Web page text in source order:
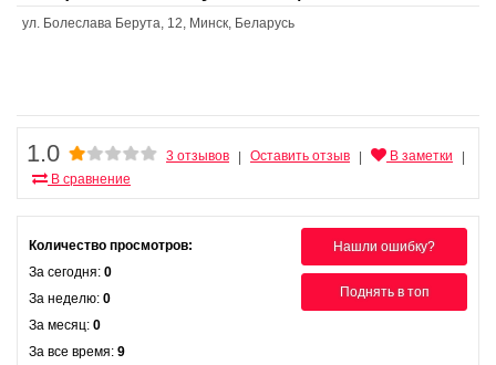
ул. Болеслава Берута, 12, Минск, Беларусь
1.0 3 отзывов Оставить отзыв В заметки
В сравнение
Нашли ошибку?
Поднять в топ
Количество просмотров:
За сегодня: 0
За неделю: 0
За месяц: 0
За все время: 9